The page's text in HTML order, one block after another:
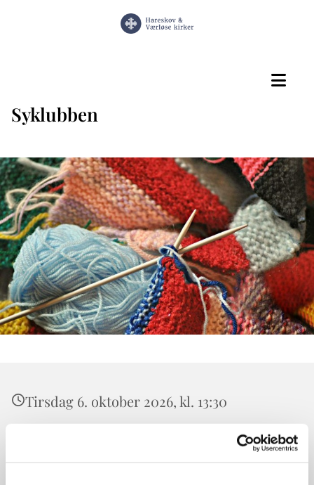
Syklubben
Tirsdag 6. oktober 2026, kl. 13:30
Værløse Sognegård, Højeloft Vænge 20,
3500 Værløse